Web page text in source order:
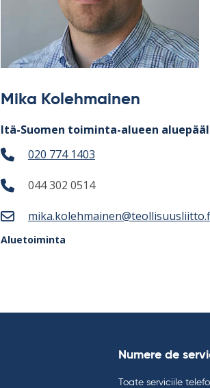
Mika Kolehmainen
Itä-Suomen toiminta-alueen
020 774 1403
044 302 0514
Aluetoiminta
Numere de
Toate serviciile